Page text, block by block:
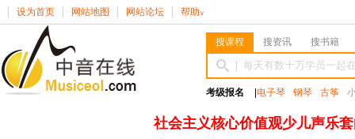
设为首页 网站地图 网站论坛 帮助 ∨
搜课程 搜资讯 搜书籍
考级报名 电子琴 钢琴 古筝
社会主义核心价值观少儿声乐